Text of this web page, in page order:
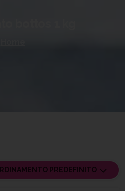
PREDEFINITO